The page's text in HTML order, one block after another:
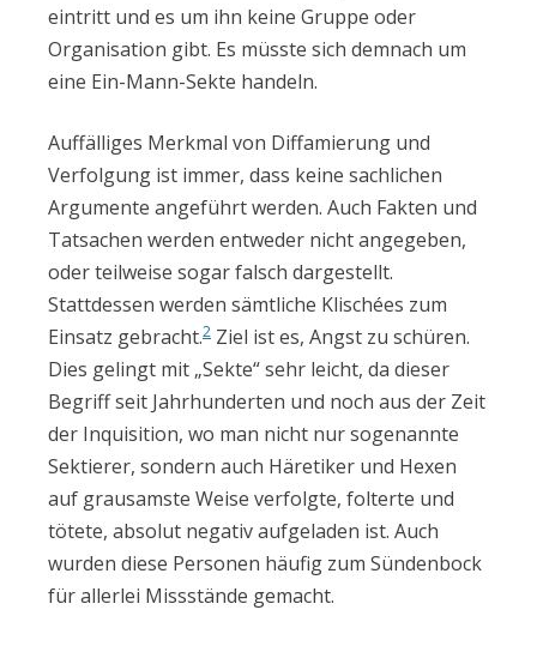
eintritt und es um ihn keine Gruppe oder
Organisation gibt. Es müsste sich demnach um
eine Ein-Mann-Sekte handeln.
Auffälliges Merkmal von Diffamierung und
Verfolgung ist immer, dass keine sachlichen
Argumente angeführt werden. Auch Fakten und
Tatsachen werden entweder nicht angegeben,
oder teilweise sogar falsch dargestellt.
Stattdessen werden sämtliche Klischées zum
Einsatz gebracht.2 Ziel ist es, Angst zu schüren.
Dies gelingt mit „Sekte“ sehr leicht, da dieser
Begriff seit Jahrhunderten und noch aus der Zeit
der Inquisition, wo man nicht nur sogenannte
Sektierer, sondern auch Häretiker und Hexen
auf grausamste Weise verfolgte, folterte und
tötete, absolut negativ aufgeladen ist. Auch
wurden diese Personen häufig zum Sündenbock
für allerlei Missstände gemacht.